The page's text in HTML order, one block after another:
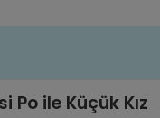
Po ile Küçük Kız